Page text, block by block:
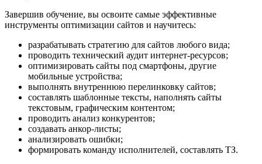
Завершив обучение, вы освоите самые эффективные
инструменты оптимизации сайтов и научитесь:
разрабатывать стратегию для сайтов любого вида;
проводить технический аудит интернет-ресурсов;
оптимизировать сайты под смартфоны, другие
мобильные устройства;
выполнять внутреннюю перелинковку сайтов;
составлять шаблонные тексты, наполнять сайты
текстовым, графическим контентом;
проводить анализ конкурентов;
создавать анкор-листы;
анализировать ошибки;
формировать команду исполнителей, составлять ТЗ.